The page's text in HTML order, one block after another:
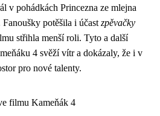
v pohádkách Princezna ze mlejna
potěšila i účast zpěvačky
střihla menší roli. Tyto a další
4 svěží vítr a dokázaly, že i v
pro nové talenty.
filmu Kameňák 4